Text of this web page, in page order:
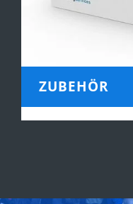
ZUBEHÖR